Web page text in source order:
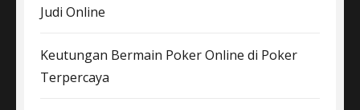
Judi Online
Keutungan Bermain Poker Online di Poker
Terpercaya